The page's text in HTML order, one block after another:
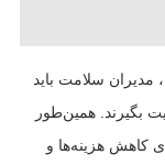
مدیران سلامت باید
بگیرند. همین‌طور
کاهش هزینه‌ها و